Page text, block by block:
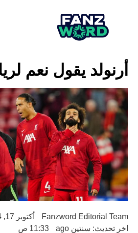
أرنولد يقول نعم
Fanzword Editorial Team
أكتوبر 17, 2024
اخر تحديث: سنتين ago
11:33 ص